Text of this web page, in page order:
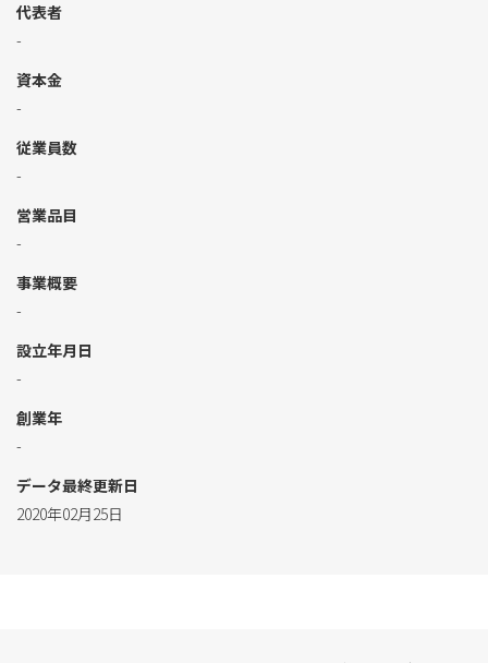
代表者
-
資本金
-
従業員数
-
営業品目
-
事業概要
-
設立年月日
-
創業年
-
データ最終更新日
2020年02月25日